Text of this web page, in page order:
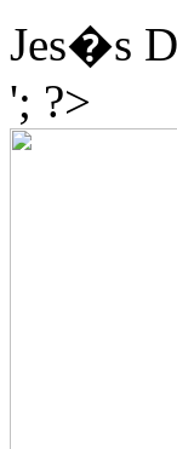
Jes�s
'; ?>